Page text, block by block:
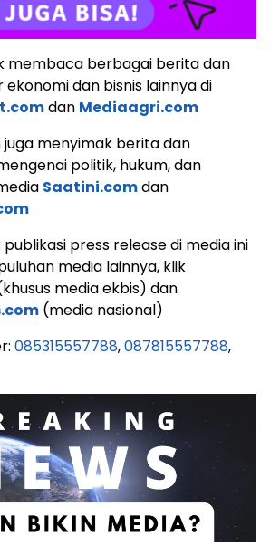
membaca berbagai berita dan
dan bisnis lainnya di
dan Mediaagri.com
menyimak berita dan
politik, hukum, dan
Saatini.comdan
press release di media ini
media lainnya, klik
media ekbis) dan
(media nasional)
085315557788,087815557788,